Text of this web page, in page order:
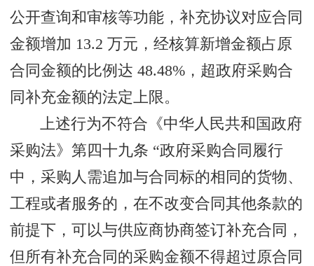
公开查询和审核等功能，补充协议对应合同
金额增加 13.2 万元，经核算新增金额占原
合同金额的比例达 48.48%，超政府采购合
同补充金额的法定上限。
上述行为不符合《中华人民共和国政府
采购法》第四十九条 “政府采购合同履行
中，采购人需追加与合同标的相同的货物、
工程或者服务的，在不改变合同其他条款的
前提下，可以与供应商协商签订补充合同，
但所有补充合同的采购金额不得超过原合同